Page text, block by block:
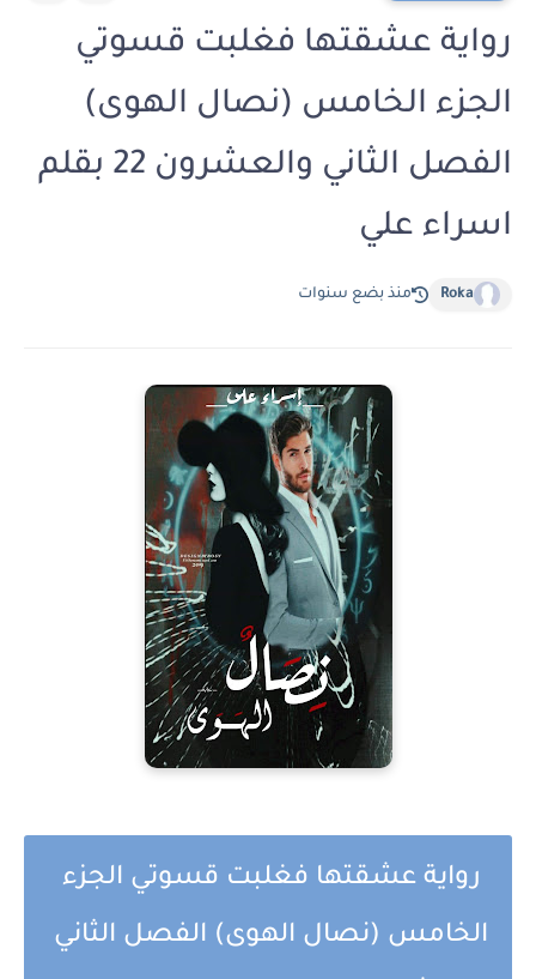
رواية عشقتها فغلبت قسوتي
الجزء الخامس (نصال الهوى)
الفصل الثاني والعشرون 22 بقلم
اسراء علي
Roka منذ بضع سنوات
رواية عشقتها فغلبت قسوتي الجزء
الخامس (نصال الهوى) الفصل الثاني